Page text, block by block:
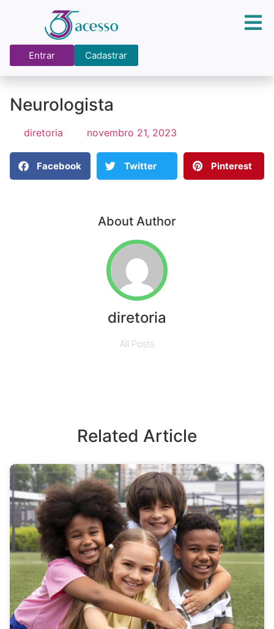
Entrar Cadastrar
About Author
diretoria
All Posts
Neurologista
diretoria novembro 21, 2023
Facebook Twitter Pinterest
Related Article